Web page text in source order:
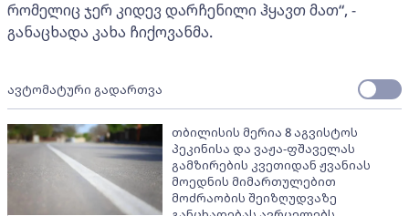
რომელიც ჯერ კიდევ დარჩენილი ჰყავთ მათ“, -
განაცხადა კახა ჩიქოვანმა.
ავტომატური გადართვა
თბილისის მერია 8 აგვისტოს
პეკინისა და ვაჟა-ფშაველას
გამზირების კვეთიდან ჟვანიას
მოედნის მიმართულებით
მოძრაობის შეიზღუდვაზე